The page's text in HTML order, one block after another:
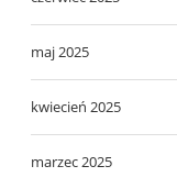
maj 2025
kwiecień 2025
marzec 2025